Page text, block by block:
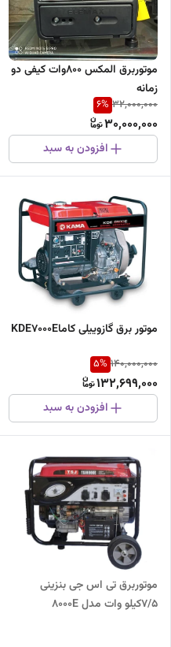
موتوربرق المکس 800وات کیفی دو
زمانه
32,000,000
6%
30,000,000
افزودن به سبد
موتور برق گازوییلی کاماKDE7000E
140,000,000
5%
132,699,000
افزودن به سبد
موتوربرق تی اس جی بنزینی
7/5کیلو وات مدل 8000E